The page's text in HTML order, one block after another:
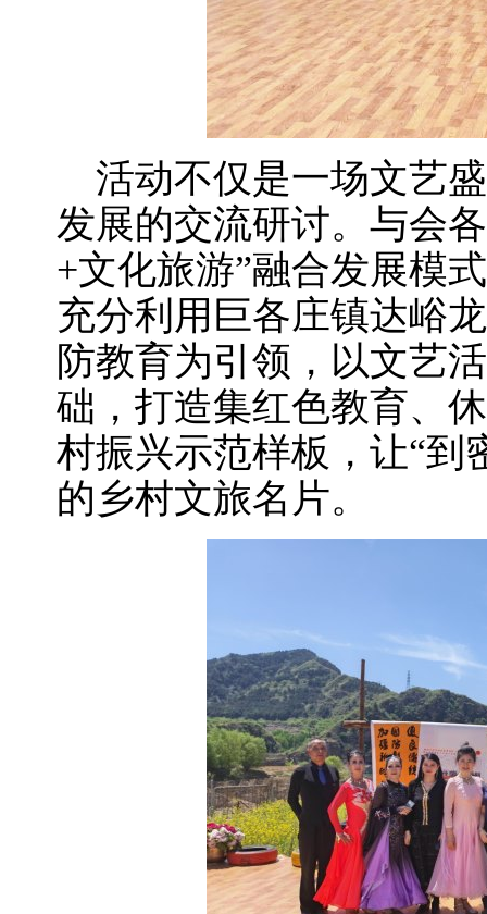
活动不仅是一场文艺
发展的交流研讨。与会
+文化旅游”融合发展模
充分利用巨各庄镇达峪
防教育为引领，以文艺
础，打造集红色教育、
村振兴示范样板，让“到
的乡村文旅名片。